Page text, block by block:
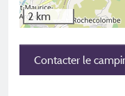
2 km
Contacter le